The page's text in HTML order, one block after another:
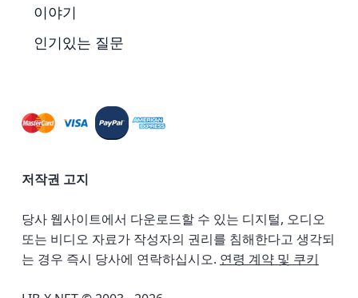
이야기
인기있는 질문
저작권 고지
당사 웹사이트에서 다운로드할 수 있는 디지털, 오디오
또는 비디오 자료가 작성자의 권리를 침해한다고 생각되
는 경우 즉시 당사에 연락하십시오. 연령 계약 및 쿠키